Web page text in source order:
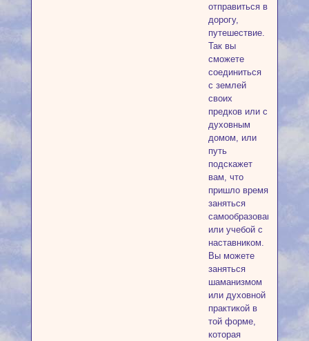
отправиться в
дорогу,
путешествие.
Так вы
сможете
соединиться
с землей
своих
предков или с
духовным
домом, или
путь
подскажет
вам, что
пришло время
заняться
самообразованием
или учебой с
наставником.
Вы можете
заняться
шаманизмом
или духовной
практикой в
той форме,
которая